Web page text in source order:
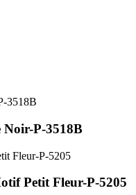
P-3518B
Petit Fleur-P-5205